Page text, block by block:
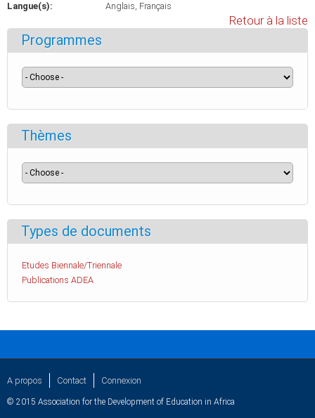
Langue(s):
Anglais Français
Retour à la liste
Programmes
Thèmes
Types de documents
Etudes Biennale/Triennale
Publications ADEA
A propos Contact Connexion
© 2015 Association for the Development of Education in Africa